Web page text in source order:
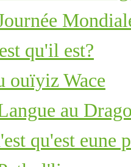
qu'il est?
ouïyiz Wace
au
qu'est eune